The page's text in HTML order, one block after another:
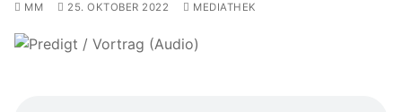
MM 25. OKTOBER 2022 MEDIATHEK